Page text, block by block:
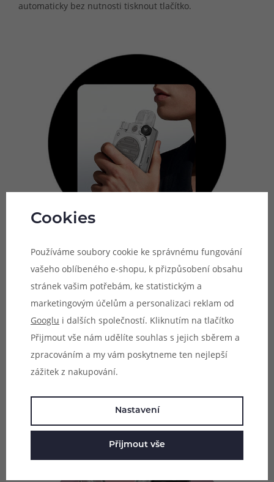
automaticky bez nutnosti tisknout tlačítko.
Díky praktickému režimu konstantního výstupního napětí
se můžete těšit na stejné výstupní hodnoty po celou dobu
potahování. Ze zařízení tak získáte vždy maximum chuti a
jen ty nejlepší výsledky. I když začne kapacita baterie
slábnout, stále si můžete užívat stejnou chuť jako při
Cookies
Používáme soubory cookie ke správnému fungování
vašeho oblíbeného e-shopu, k přizpůsobení obsahu
stránek vašim potřebám, ke statistickým a
marketingovým účelům a personalizaci reklam od
Googlu i dalších společností. Kliknutím na tlačítko
Přijmout vše nám udělíte souhlas s jejich sběrem a
zpracováním a my vám poskytneme ten nejlepší
zážitek z nakupování.
Nastavení
Přijmout vše